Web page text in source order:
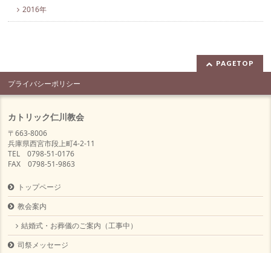
2016年
PAGETOP
プライバシーポリシー
カトリック仁川教会
〒663-8006
兵庫県西宮市段上町4-2-11
TEL 0798-51-0176
FAX 0798-51-9863
トップページ
教会案内
結婚式・お葬儀のご案内（工事中）
司祭メッセージ